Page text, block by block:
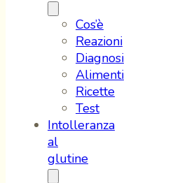
Cos’è
Reazioni
Diagnosi
Alimenti
Ricette
Test
Intolleranza
al
glutine